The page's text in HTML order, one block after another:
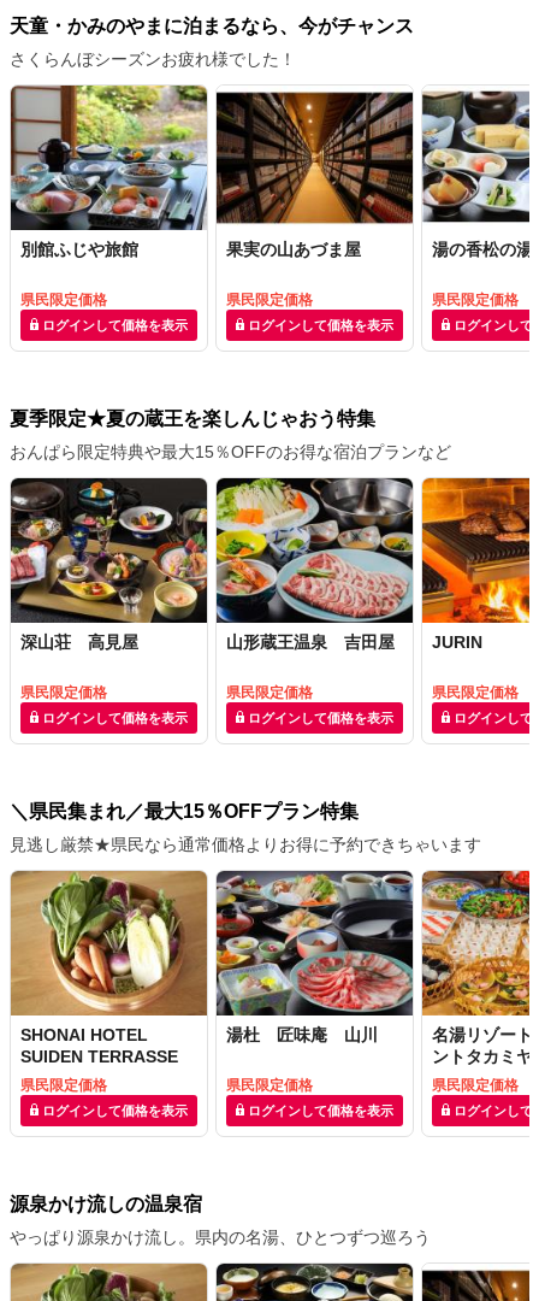
天童・かみのやまに泊まるなら、今がチャンス
さくらんぼシーズンお疲れ様でした！
別館ふじや旅館
県民限定価格
ログインして価格を表示
果実の山あづま屋
県民限定価格
ログインして価格を表示
湯の香松の湯
県民限定価格
ログインして
夏季限定★夏の蔵王を楽しんじゃおう特集
おんぱら限定特典や最大15％OFFのお得な宿泊プランなど
深山荘 高見屋
県民限定価格
ログインして価格を表示
山形蔵王温泉 吉田屋
県民限定価格
ログインして価格を表示
JURIN
県民限定価格
ログインして
＼県民集まれ／最大15％OFFプラン特集
見逃し厳禁★県民なら通常価格よりお得に予約できちゃいます
SHONAI HOTEL
SUIDEN TERRASSE
県民限定価格
ログインして価格を表示
湯杜 匠味庵 山川
県民限定価格
ログインして価格を表示
名湯リゾー
ントタカミヤ
県民限定価格
ログインして
源泉かけ流しの温泉宿
やっぱり源泉かけ流し。県内の名湯、ひとつずつ巡ろう